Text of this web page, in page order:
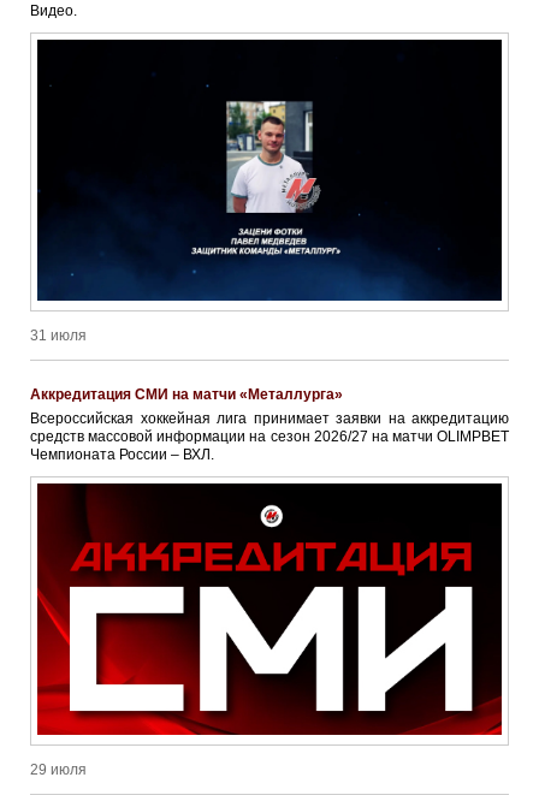
Видео.
31 июля
Аккредитация СМИ на матчи «Металлурга»
Всероссийская хоккейная лига принимает заявки на аккредитацию
средств массовой информации на сезон 2026/27 на матчи OLIMPBET
Чемпионата России – ВХЛ.
29 июля